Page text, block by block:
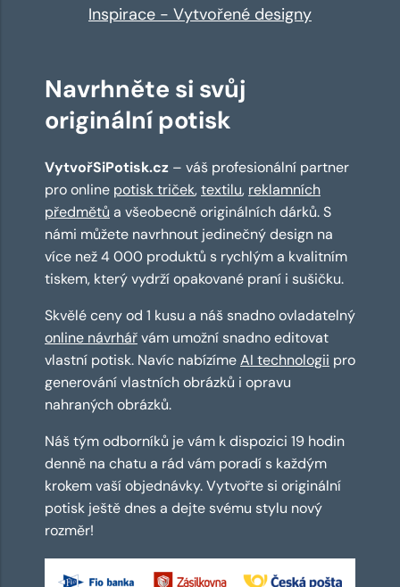
Inspirace - Vytvořené designy
Navrhněte si svůj
originální potisk
VytvořSiPotisk.cz – váš profesionální partner
pro online potisk triček,textilu, reklamních
předmětů a všeobecně originálních dárků. S
námi můžete navrhnout jedinečný design na
více než 4 000 produktů s rychlým a kvalitním
tiskem, který vydrží opakované praní i sušičku.
Skvělé ceny od 1 kusu a náš snadno ovladatelný
online návrhářvám umožní snadno editovat
vlastní potisk. Navíc nabízímeAI technologii pro
generování vlastních obrázků i opravu
nahraných obrázků.
Náš tým odborníků je vám k dispozici 19 hodin
denně na chatu a rád vám poradí s každým
krokem vaší objednávky. Vytvořte si originální
potisk ještě dnes a dejte svému stylu nový
rozměr!